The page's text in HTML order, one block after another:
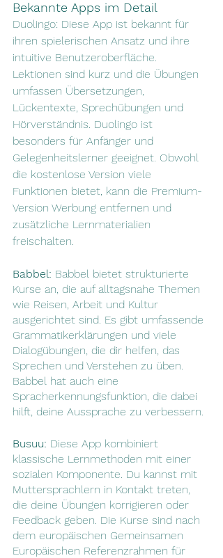
Bekannte Apps im Detail
Duolingo: Diese App ist bekannt für
ihren spielerischen Ansatz und ihre
intuitive Benutzeroberfläche.
Lektionen sind kurz und die Übungen
umfassen Übersetzungen,
Lückentexte, Sprechübungen und
Hörverständnis. Duolingo ist
besonders für Anfänger und
Gelegenheitslerner geeignet. Obwohl
die kostenlose Version viele
Funktionen bietet, kann die Premium-
Version Werbung entfernen und
zusätzliche Lernmaterialien
freischalten.
Babbel: Babbel bietet strukturierte
Kurse an, die auf alltagsnahe Themen
wie Reisen, Arbeit und Kultur
ausgerichtet sind. Es gibt umfassende
Grammatikerklärungen und viele
Dialogübungen, die dir helfen, das
Sprechen und Verstehen zu üben.
Babbel hat auch eine
Spracherkennungsfunktion, die dabei
hilft, deine Aussprache zu verbessern.
Busuu: Diese App kombiniert
klassische Lernmethoden mit einer
sozialen Komponente. Du kannst mit
Muttersprachlern in Kontakt treten,
die deine Übungen korrigieren oder
Feedback geben. Die Kurse sind nach
dem europäischen Gemeinsamen
Europäischen Referenzrahmen für